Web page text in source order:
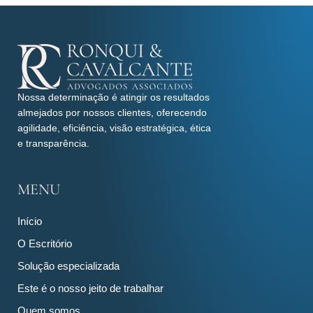
Nossa determinação é atingir os resultados
almejados por nossos clientes, oferecendo
agilidade, eficiência, visão estratégica, ética
e transparência.
MENU
Início
O Escritório
Solução especializada
Este é o nosso jeito de trabalhar
Quem somos